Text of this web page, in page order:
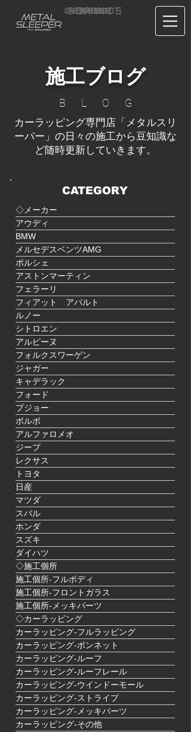
HOME
CONCEPT
SERVICE
ABOUT US
BLOG
PRICE
CONTACT
RECRUIT
施工ブログ
B L O G
カーラッピング専門店「メタルスリ
ーパー」の日々の施工から豆知識な
ど随時更新していきます。
CATEGORY
◇メーカー
アウディ
BMW
メルセデスベンツAMG
ポルシェ
アストンマーティン
フェラーリ
フィアット アバルト
ルノー
シトロエン
アルピーヌ
フォルクスワーゲン
ジャガー
キャデラック
フォード
プジョー
ボルボ
アルファロメオ
ジープ
レクサス
トヨタ
日産
マツダ
スバル
ホンダ
スズキ
ダイハツ
◇施工個所
施工個所-フルボディ
施工個所-フロントガラス
施工個所-メッキパーツ
◇カーラッピング
カーラッピング-フルラッピング
カーラッピング-ボンネット
カーラッピング-ルーフ
カーラッピング-ルーフレール
カーラッピング-ウインドーモール
カーラッピング-ストライプ
カーラッピング-メッキパーツ
カーラッピング-その他